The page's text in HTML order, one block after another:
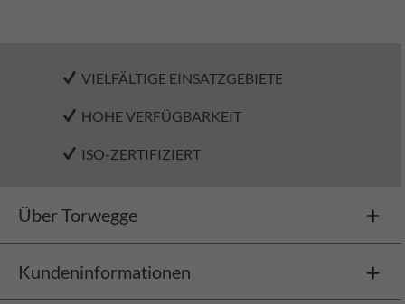
VIELFÄLTIGE EINSATZGEBIETE
HOHE VERFÜGBARKEIT
ISO-ZERTIFIZIERT
Über Torwegge
Kundeninformationen